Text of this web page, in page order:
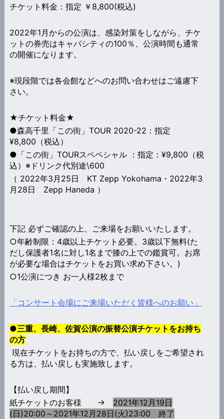
チケット料金：指定 ￥8,800(税込)
2022年1月からの公演は、感染対策をしながら、チケ
ットの券売はキャパシティの100％、公演時間も通常
の開催になります。
※現段階では各会館などへのお問い合わせはご遠慮下
さい。
★チケット料金★
●森高千里「この街」TOUR 2020-22：指定
¥8,800（税込）
●「この街」TOURスペペシャル ：指定：¥9,800（税
込）※ドリンク代別途\600
（ 2022年3月25日 KT Zepp Yokohama・2022年3
月28日 Zepp Haneda ）
下記 必ずご確認の上、ご来場をお願いいたします。
○年齢制限：4歳以上チケット必要。3歳以下無料(た
だし保護者1名に対し1名まで膝の上での鑑賞可。お席
が必要な場合はチケットをお買い求め下さい。)
○1公演につき お一人様2枚まで
「コンサート会場にご来場いただく皆様へのお願い」
●三重、長崎、佐賀公演の振替公演チケットをお持ち
の方
現在チケットをお持ちの方で、払い戻しをご希望され
る方は、払い戻しも実施致します。
【払い戻し期間】
紙チケットのお客様 → 2021年12月19日
(日)20:00～2021年12月28日(火)23:00 終了